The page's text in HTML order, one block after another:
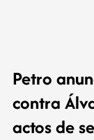
Petro
contra
actos de